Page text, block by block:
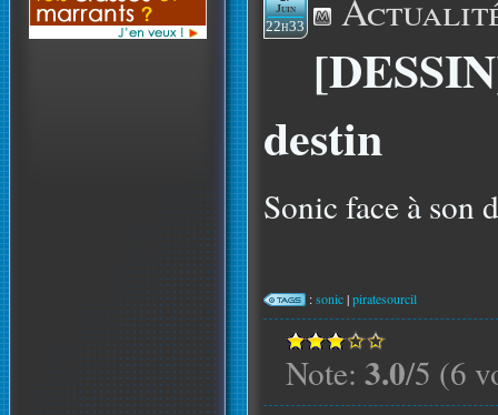
Juin
22h33
destin
Sonic face à son
:sonic|piratesourcil
Note: 3.0/5 (6